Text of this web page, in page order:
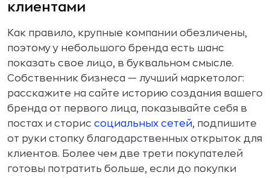
клиентами
Как правило, крупные компании обезличены,
поэтому у небольшого бренда есть шанс
показать свое лицо, в буквальном смысле.
Собственник бизнеса — лучший маркетолог:
расскажите на сайте историю создания вашего
бренда от первого лица, показывайте себя в
постах и сторис социальных сетей, подпишите
от руки стопку благодарственных открыток для
клиентов. Более чем две трети покупателей
готовы потратить больше, если до покупки